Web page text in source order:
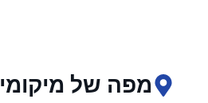
מפה של